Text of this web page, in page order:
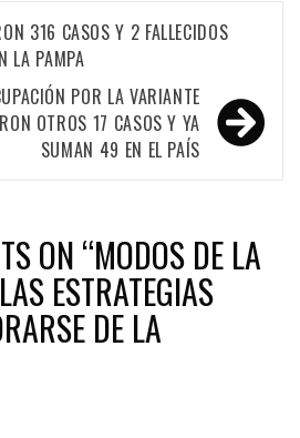
316 CASOS Y 2 FALLECIDOS
LA PAMPA
POR LA VARIANTE
OTROS 17 CASOS Y YA
SUMAN 49 EN EL PAÍS
ON “MODOS DE LA
ESTRATEGIAS
DE LA